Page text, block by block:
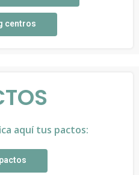
centros
aquí tus pactos: